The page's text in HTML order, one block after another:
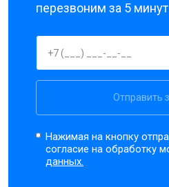
перезвоним за 5 минут
Отправить
Нажимая на кнопку
согласие на обработку
данных.